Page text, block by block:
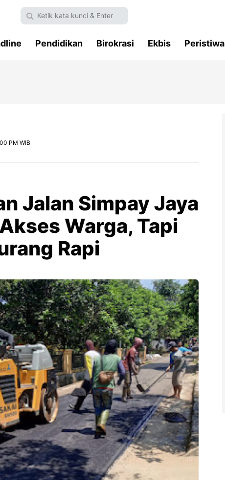
Pendidikan Birokrasi Ekbis Peristiwa
PM WIB
Jalan Simpay Jaya
Warga, Tapi
Rapi